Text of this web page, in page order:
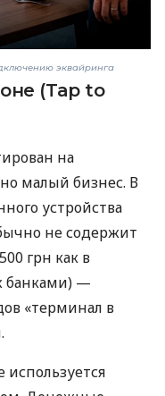
эквайринга
(Tap to
на
малый бизнес. В
устройства
не содержит
грн как в
банками) —
«терминал в